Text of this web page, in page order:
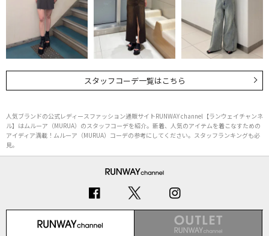
スタッフコーデ一覧はこちら
人気ブランドの公式レディースファッション通販サイトRUNWAY channel【ランウェイチャンネ
ル】はムルーア（MURUA）のスタッフコーデを紹介。新着、人気のアイテムを着こなすための
アイディア満載！ムルーア（MURUA）コーデの参考にしてください。スタッフランキングも必
見。